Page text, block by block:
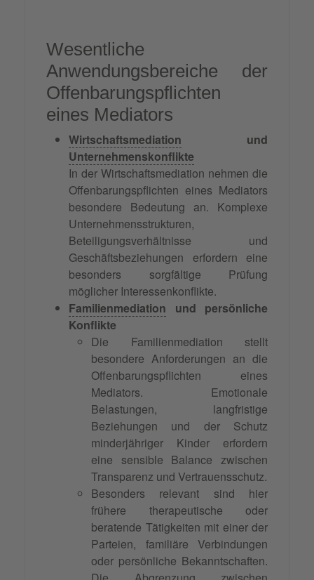
Wesentliche
Anwendungsbereiche der
Offenbarungspflichten
eines Mediators
Wirtschaftsmediation und
Unternehmenskonflikte
In der Wirtschaftsmediation nehmen die
Offenbarungspflichten eines Mediators
besondere Bedeutung an. Komplexe
Unternehmensstrukturen,
Beteiligungsverhältnisse und
Geschäftsbeziehungen erfordern eine
besonders sorgfältige Prüfung
möglicher Interessenkonflikte.
Familienmediation und persönliche
Konflikte
Die Familienmediation stellt
besondere Anforderungen an die
Offenbarungspflichten eines
Mediators. Emotionale
Belastungen, langfristige
Beziehungen und der Schutz
minderjähriger Kinder erfordern
eine sensible Balance zwischen
Transparenz und Vertrauensschutz.
Besonders relevant sind hier
frühere therapeutische oder
beratende Tätigkeiten mit einer der
Parteien, familiäre Verbindungen
oder persönliche Bekanntschaften.